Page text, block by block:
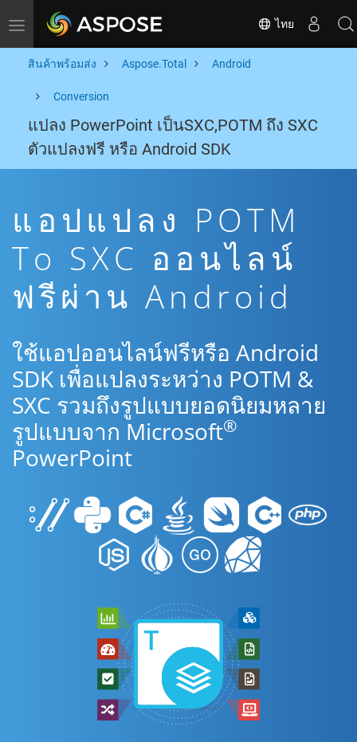
Toggle navigation ไทย
สินค้าพร้อมส่ง Aspose.Total Android
Conversion
แปลง PowerPoint เป็นSXC,POTM ถึง SXC
ตัวแปลงฟรี หรือ Android SDK
แอปแปลง POTM
To SXC ออนไลน์
ฟรีผ่าน Android
ใช้แอปออนไลน์ฟรีหรือ Android
SDK เพื่อแปลงระหว่าง POTM &
SXC รวมถึงรูปแบบยอดนิยมหลาย
รูปแบบจาก Microsoft®
PowerPoint